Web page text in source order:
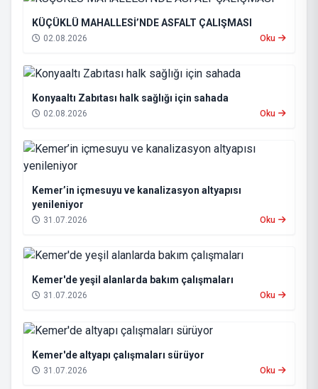
KÜÇÜKLÜ MAHALLESİ’NDE ASFALT ÇALIŞMASI
02.08.2026 Oku
Konyaaltı Zabıtası halk sağlığı için sahada
02.08.2026 Oku
Kemer’in içmesuyu ve kanalizasyon altyapısı
yenileniyor
31.07.2026 Oku
Kemer'de yeşil alanlarda bakım çalışmaları
31.07.2026 Oku
Kemer'de altyapı çalışmaları sürüyor
31.07.2026 Oku